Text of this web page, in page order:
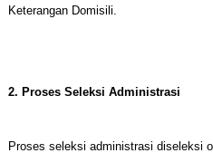
Keterangan Domisili.
2. Proses Seleksi Administrasi
Proses seleksi administrasi diseleksi